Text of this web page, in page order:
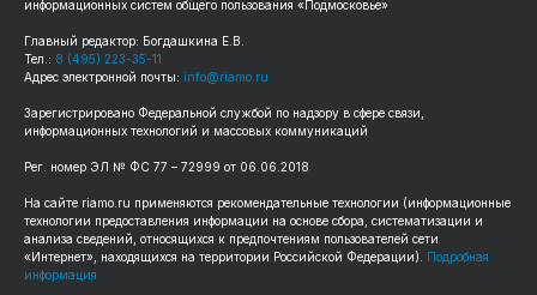
информационных систем общего пользования «Подмосковье»
Главный редактор: Богдашкина Е.В.
Тел.: 8 (495) 223-35-11
Адрес электронной почты: info@riamo.ru
Зарегистрировано Федеральной службой по надзору в сфере связи,
информационных технологий и массовых коммуникаций
Рег. номер ЭЛ № ФС 77 – 72999 от 06.06.2018
На сайте riamo.ru применяются рекомендательные технологии (информационные
технологии предоставления информации на основе сбора, систематизации и
анализа сведений, относящихся к предпочтениям пользователей сети
«Интернет», находящихся на территории Российской Федерации). Подробная
информация